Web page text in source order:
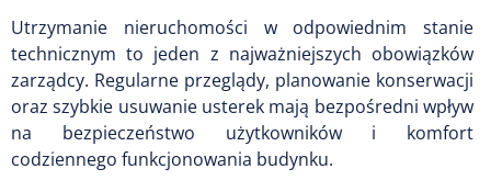
Utrzymanie nieruchomości w odpowiednim stanie
technicznym to jeden z najważniejszych obowiązków
zarządcy. Regularne przeglądy, planowanie konserwacji
oraz szybkie usuwanie usterek mają bezpośredni wpływ
na bezpieczeństwo użytkowników i komfort
codziennego funkcjonowania budynku.